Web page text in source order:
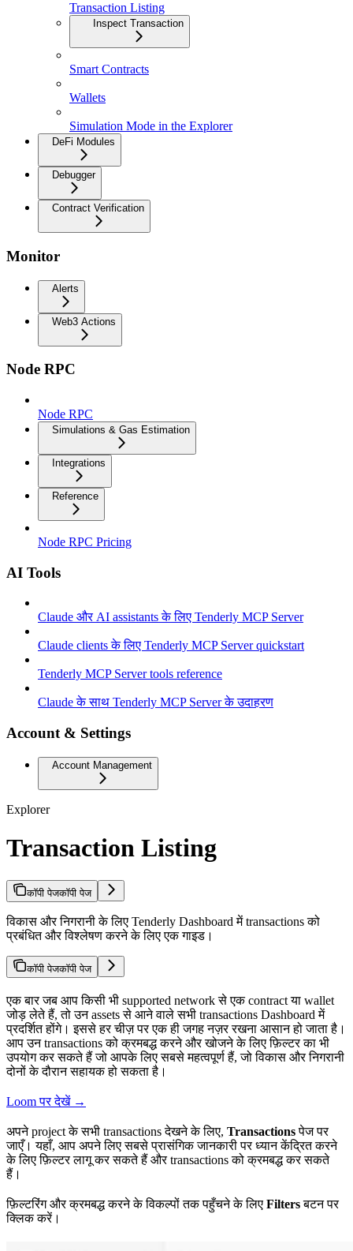
Transaction Listing
Inspect Transaction
Smart Contracts
Wallets
Simulation Mode in the Explorer
DeFi Modules
Debugger
Contract Verification
Monitor
Alerts
Web3 Actions
Node RPC
Node RPC
Simulations & Gas Estimation
Integrations
Reference
Node RPC Pricing
AI Tools
Claude और AI assistants के लिए Tenderly MCP Server
Claude clients के लिए Tenderly MCP Server quickstart
Tenderly MCP Server tools reference
Claude के साथ Tenderly MCP Server के उदाहरण
Account & Settings
Account Management
Explorer
Transaction Listing
कॉपी पेजकॉपी पेज
विकास और निगरानी के लिए Tenderly Dashboard में transactions को
प्रबंधित और विश्लेषण करने के लिए एक गाइड।
कॉपी पेजकॉपी पेज
एक बार जब आप किसी भी supported network से एक contract या wallet
जोड़ लेते हैं, तो उन assets से आने वाले सभी transactions Dashboard में
प्रदर्शित होंगे। इससे हर चीज़ पर एक ही जगह नज़र रखना आसान हो जाता है।
आप उन transactions को क्रमबद्ध करने और खोजने के लिए फ़िल्टर का भी
उपयोग कर सकते हैं जो आपके लिए सबसे महत्वपूर्ण हैं, जो विकास और निगरानी
दोनों के दौरान सहायक हो सकता है।
Loom पर देखें →
अपने project के सभी transactions देखने के लिए, Transactionsपेज पर
जाएँ। यहाँ, आप अपने लिए सबसे प्रासंगिक जानकारी पर ध्यान केंद्रित करने
के लिए फ़िल्टर लागू कर सकते हैं और transactions को क्रमबद्ध कर सकते
हैं।
फ़िल्टरिंग और क्रमबद्ध करने के विकल्पों तक पहुँचने के लिए Filtersबटन पर
क्लिक करें।